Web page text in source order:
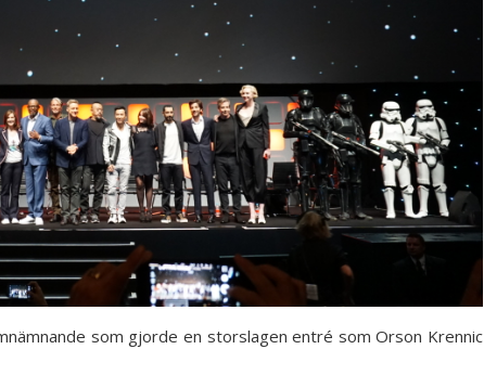
som gjorde en storslagen entré som Orson Krennic